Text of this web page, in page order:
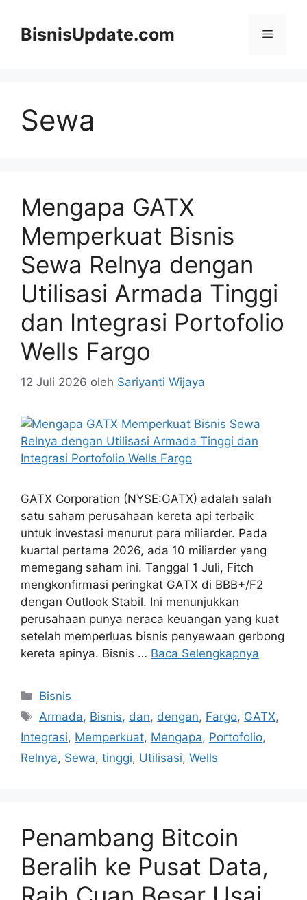
BisnisUpdate.com Menu
Sewa
Mengapa GATX
Memperkuat Bisnis
Sewa Relnya dengan
Utilisasi Armada Tinggi
dan Integrasi Portofolio
Wells Fargo
12 Juli 2026 oleh Sariyanti Wijaya
GATX Corporation (NYSE:GATX) adalah salah
satu saham perusahaan kereta api terbaik
untuk investasi menurut para miliarder. Pada
kuartal pertama 2026, ada 10 miliarder yang
memegang saham ini. Tanggal 1 Juli, Fitch
mengkonfirmasi peringkat GATX di BBB+/F2
dengan Outlook Stabil. Ini menunjukkan
perusahaan punya neraca keuangan yang kuat
setelah memperluas bisnis penyewaan gerbong
kereta apinya. Bisnis … Baca Selengkapnya
Kategori
Bisnis
Tag
Armada, Bisnis, dan, dengan, Fargo, GATX,
Integrasi, Memperkuat, Mengapa, Portofolio,
Relnya, Sewa, tinggi, Utilisasi, Wells
Penambang Bitcoin
Beralih ke Pusat Data,